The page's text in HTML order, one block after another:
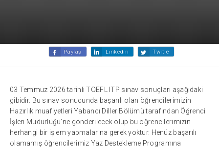
Paylaş Linkedin Twitle
03 Temmuz 2026 tarihli TOEFL ITP sınav sonuçları aşağıdaki
gibidir. Bu sınav sonucunda başarılı olan öğrencilerimizin
Hazırlık muafiyetleri Yabancı Diller Bölümü tarafından Öğrenci
İşleri Müdürlüğü’ne gönderilecek olup bu öğrencilerimizin
herhangi bir işlem yapmalarına gerek yoktur. Henüz başarılı
olamamış öğrencilerimiz Yaz Destekleme Programına